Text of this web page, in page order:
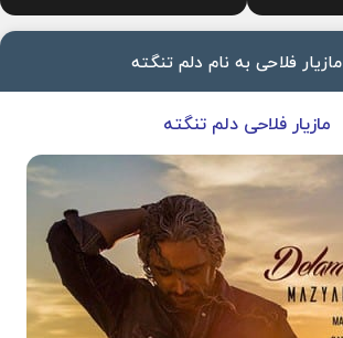
فلاحی به نام دلم تنگته
مازیار فلاحی دلم تنگته